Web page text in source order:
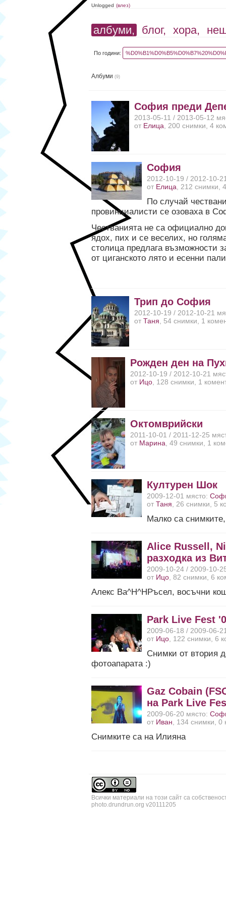
Unlogged (влез)
албуми, блог, хора,
По години:
Албуми(9)
София преди
2013-05-11 / 2013-05-12
от Елица , 200 снимки, 4
София
2012-10-19 / 2012-10-
от Елица , 212 снимки,
По случай
провинциалисти се озоваха в
Честванията не са официално
ядох, пих и се веселих, но
столица предлага възможности
от циганското лято и есенни
Трип до София
2012-10-19 / 2012-10-21
отТаня , 54 снимки, 1
Рожден ден на
2012-10-19 / 2012-10-21
от Ицо , 128 снимки, 1
Октомврийски
2011-10-01 / 2011-12-25
от Марина , 49 снимки, 1
Културен Шок
2009-12-01 място:
отТаня , 26 снимки, 5
Малко са
Alice Russell,
разходка из
2009-10-24 / 2009-10-
от Ицо , 82 снимки, 6
Алекс Ва^H^HРъсел, восъчни
Park Live Fest
2009-06-18 / 2009-06-
от Ицо , 122 снимки, 6
Снимки от втория
фотоапарата :)
Gaz Cobain
на Park Live
2009-06-20 място:
от Иван , 134 снимки,
Снимките са на Илияна
Всички материали на този сайт са
photo.drundrun.org v20111205